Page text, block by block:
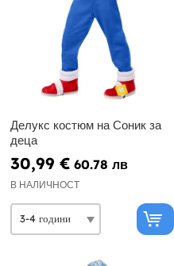
Делукс костюм на Соник за
деца
30,99 € 60.78 лв
В НАЛИЧНОСТ